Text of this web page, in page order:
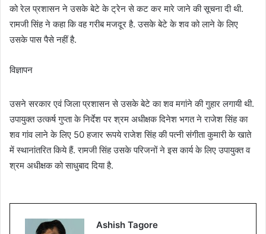
को रेल प्रशासन ने उसके बेटे के ट्रेन से कट कर मारे जाने की सूचना दी थी.
रामजी सिंह ने कहा कि वह गरीब मजदूर है. उसके बेटे के शव को लाने के लिए
उसके पास पैसे नहीं है.
विज्ञापन
उसने सरकार एवं जिला प्रशासन से उसके बेटे का शव मगांने की गुहार लगायी थी.
उपायुक्‍त उत्‍कर्ष गुप्‍ता के निर्देश पर श्रम अधीक्षक दिनेश भगत ने राजेश सिंह का
शव गांव लाने के लिए 50 हजार रूपये राजेश सिंह की पत्‍नी संगीता कुमारी के खाते
में स्‍थानांतरित किये हैं. रामजी सिंह उसके परिजनों ने इस कार्य के लिए उपायुक्‍त व
श्रम अधीक्षक को साधुबाद दिया है.
Ashish Tagore